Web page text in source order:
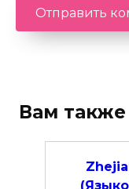
Вам